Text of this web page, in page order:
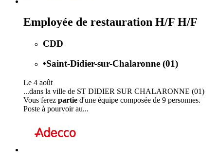
Employée de restauration H/F H/F
CDD
•Saint-Didier-sur-Chalaronne (01)
Le 4 août
...dans la ville de ST DIDIER SUR CHALARONNE (01)
Vous ferez partie d'une équipe composée de 9 personnes.
Poste à pourvoir au...